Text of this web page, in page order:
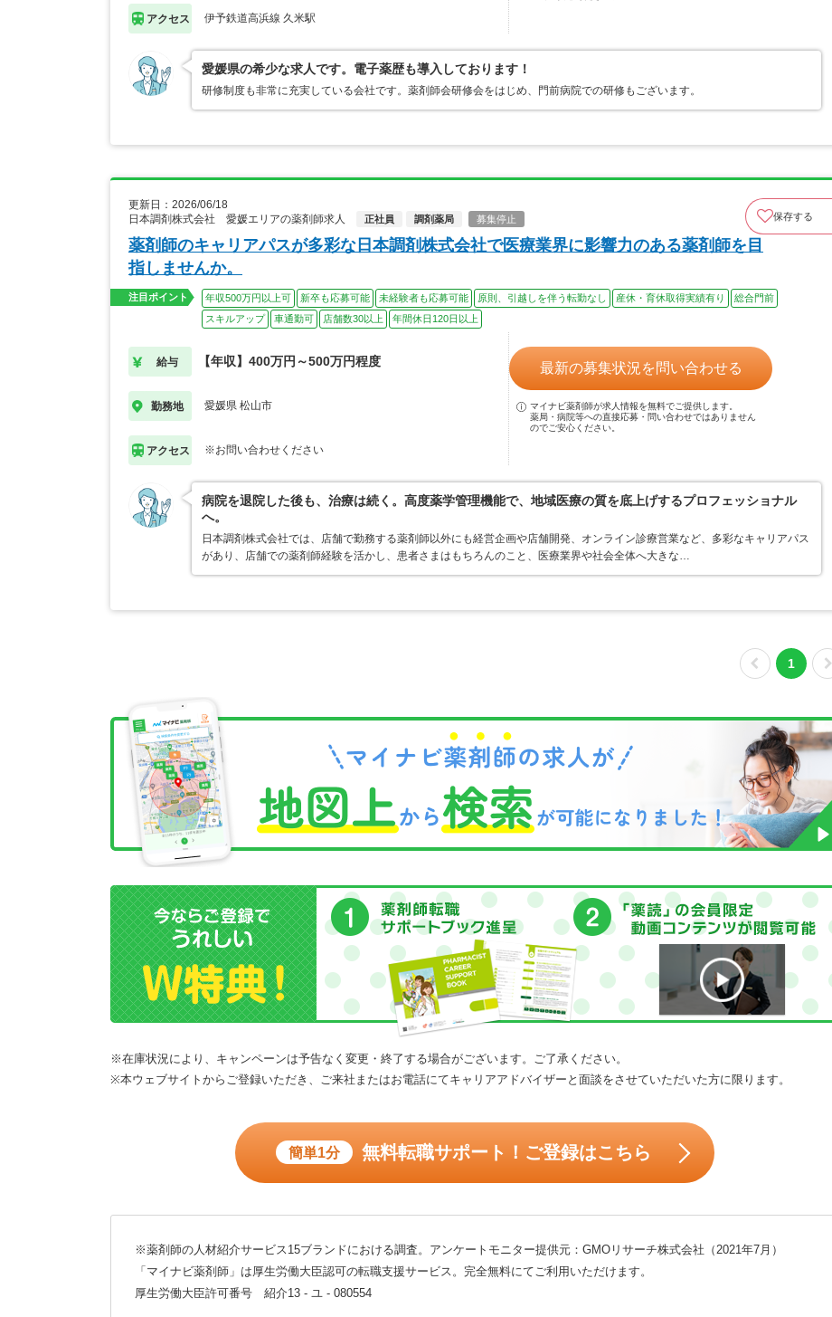
アクセス 伊予鉄道高浜線 久米駅
愛媛県の希少な求人です。電子薬歴も導入しております！
研修制度も非常に充実している会社です。薬剤師会研修会をはじめ、門前病院での研修もございます。
更新日：2026/06/18
日本調剤株式会社 愛媛エリアの薬剤師求人
正社員 調剤薬局 募集停止 保存する
薬剤師のキャリアパスが多彩な日本調剤株式会社で医療業界に影響力のある薬剤師を目
指しませんか。
注目ポイント 年収500万円以上可 新卒も応募可能 未経験者も応募可能 原則、引越しを伴う転勤なし 産休・育休取得実績有り
総合門前
スキルアップ
車通勤可 店舗数30以上 年間休日120日以上
給与 【年収】400万円～500万円程度
勤務地 愛媛県 松山市
アクセス ※お問い合わせください
最新の募集状況を問い合わせる
マイナビ薬剤師が求人情報を無料でご提供します。
薬局・病院等への直接応募・問い合わせではありません
のでご安心ください。
病院を退院した後も、治療は続く。高度薬学管理機能で、地域医療の質を底上げするプロフェッショナル
へ。
日本調剤株式会社では、店舗で勤務する薬剤師以外にも経営企画や店舗開発、オンライン診療営業など、多彩なキャリアパス
があり、店舗での薬剤師経験を活かし、患者さまはもちろんのこと、医療業界や社会全体へ大きな…
1
※在庫状況により、キャンペーンは予告なく変更・終了する場合がございます。ご了承ください。
※本ウェブサイトからご登録いただき、ご来社またはお電話にてキャリアアドバイザーと面談をさせていただいた方に限ります。
簡単1分 無料転職サポート！ご登録はこちら
※薬剤師の人材紹介サービス15ブランドにおける調査。アンケートモニター提供元：GMOリサーチ株式会社（2021年7月）
「マイナビ薬剤師」は厚生労働大臣認可の転職支援サービス。完全無料にてご利用いただけます。
厚生労働大臣許可番号 紹介13 - ユ - 080554